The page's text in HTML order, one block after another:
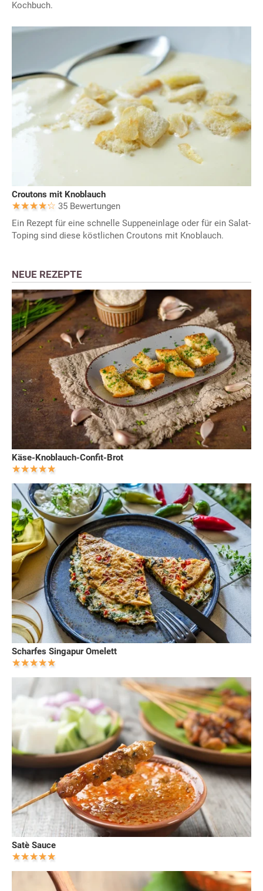
Kochbuch.
Croutons mit Knoblauch
35 Bewertungen
Ein Rezept für eine schnelle Suppeneinlage oder für ein Salat-
Toping sind diese köstlichen Croutons mit Knoblauch.
NEUE REZEPTE
Käse-Knoblauch-Confit-Brot
Scharfes Singapur Omelett
Satè Sauce